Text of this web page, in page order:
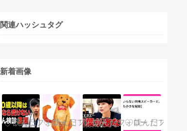
関連ハッシュタグ
新着画像